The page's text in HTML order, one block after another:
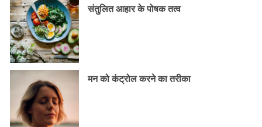
संतुलित आहार के पोषक तत्व
मन को कंट्रोल करने का तरीका